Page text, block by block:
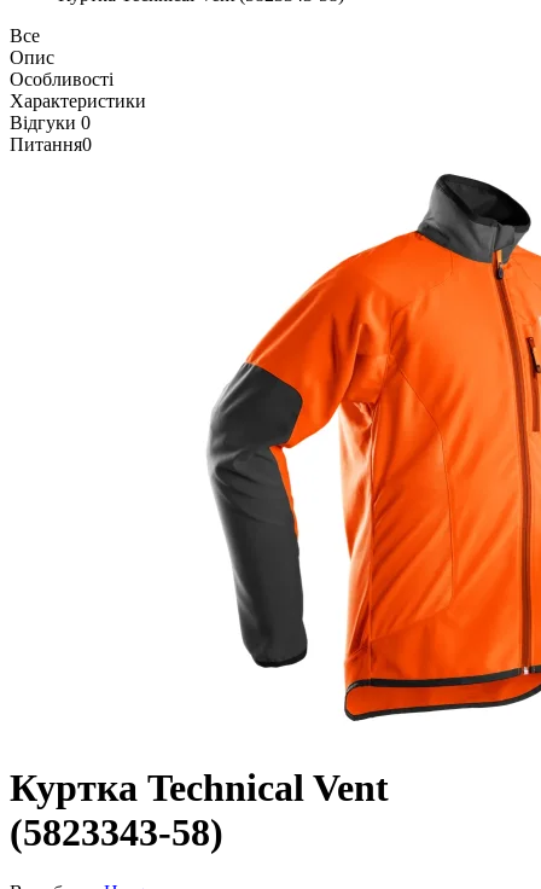
Все
Опис
Особливості
Характеристики
Відгуки 0
Питання0
Куртка Technical Vent
(5823343-58)